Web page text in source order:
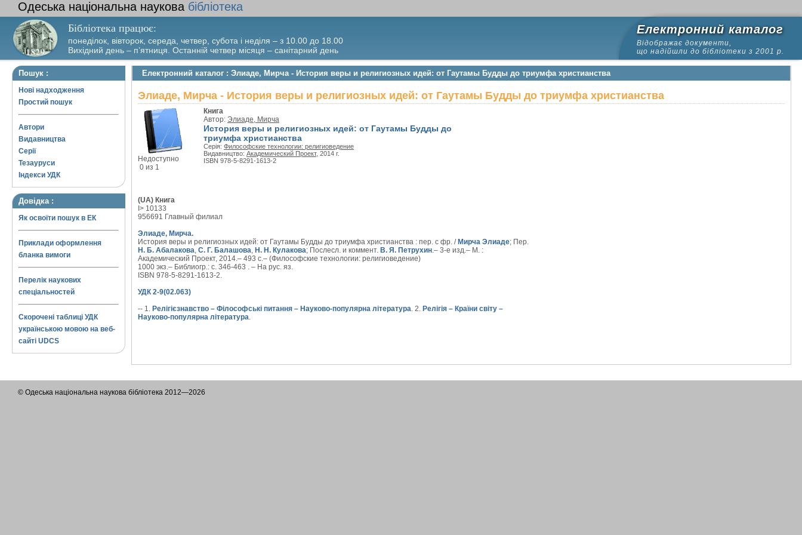
Одеська національна наукова бібліотека
Бібліотека працює:
понеділок, вівторок, середа, четвер, субота і неділя – з 10.00 до 18.00
Вихідний день – п’ятниця. Останній четвер місяця – санітарний день
Електронний каталог
Відображає документи,
що надійшли до бібліотеки з 2001 р.
Пошук :
Нові надходження
Простий пошук
Автори
Видавництва
Серії
Тезауруси
Індекси УДК
Довідка :
Як освоїти пошук в ЕК
Приклади оформлення
бланка вимоги
Перелік наукових
спеціальностей
Скорочені таблиці УДК
українською мовою на веб-
сайті UDCS
Електронний каталог : Элиаде, Мирча - История веры и религиозных идей: от Гаутамы Будды до триумфа христианства
Элиаде, Мирча - История веры и религиозных идей: от Гаутамы Будды до триумфа христианства
Недоступно
0 из 1
Книга
Автор: Элиаде, Мирча
История веры и религиозных идей: от Гаутамы Будды до
триумфа христианства
Серія: Философские технологии: религиоведение
Видавництво: Академический Проект, 2014 г.
ISBN 978-5-8291-1613-2
(UA) Книга
I> 10133
956691 Главный филиал
Элиаде, Мирча.
История веры и религиозных идей: от Гаутамы Будды до триумфа христианства : пер. с фр. / Мирча Элиаде; Пер.
Н. Б. Абалакова, С. Г. Балашова, Н. Н. Кулакова; Послесл. и коммент. В. Я. Петрухин.– 3-е изд.– М. :
Академический Проект, 2014.– 493 с.– (Философские технологии: религиоведение)
1000 экз.– Библиогр.: с. 346-463 . – На рус. яз.
ISBN 978-5-8291-1613-2.
УДК 2-9(02.063)
-- 1. Релігієзнавство – Філософські питання – Науково-популярна література. 2. Релігія – Країни світу –
Науково-популярна література.
© Одеська національна наукова бібліотека 2012—2026